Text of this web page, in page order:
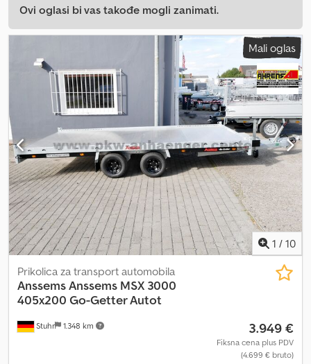
Ovi oglasi bi vas takođe mogli zanimati.
Mali oglas
1 / 10
Stuhr 1.348 km
Prikolica za transport automobila
AnssemsAnssems MSX 3000
405x200 Go-Getter Autot
3.949 €
Fiksna cena plus PDV
(4.699 € bruto)